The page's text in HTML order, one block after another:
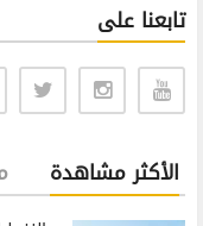
تابعنا على
الأكثر مشاهدة